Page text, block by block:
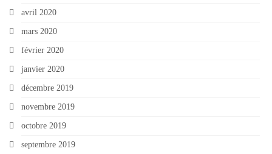
avril 2020
mars 2020
février 2020
janvier 2020
décembre 2019
novembre 2019
octobre 2019
septembre 2019